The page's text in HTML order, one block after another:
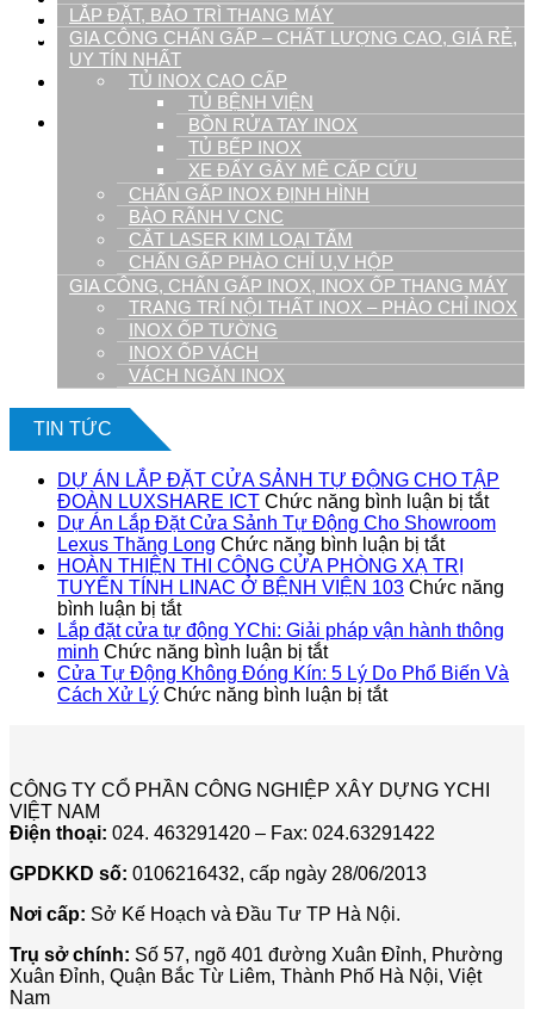
Tuyển Dụng
Liên hệ
09.1900.9128
Chưa có sản phẩm trong giỏ hàng.
LẮP ĐẶT, BẢO TRÌ THANG MÁY
GIA CÔNG CHẤN GẤP – CHẤT LƯỢNG CAO, GIÁ RẺ,
UY TÍN NHẤT
TỦ INOX CAO CẤP
TỦ BỆNH VIỆN
BỒN RỬA TAY INOX
TỦ BẾP INOX
XE ĐẨY GÂY MÊ CẤP CỨU
CHẤN GẤP INOX ĐỊNH HÌNH
BÀO RÃNH V CNC
CẮT LASER KIM LOẠI TẤM
CHẤN GẤP PHÀO CHỈ U,V HỘP
GIA CÔNG, CHẤN GẤP INOX, INOX ỐP THANG MÁY
TRANG TRÍ NỘI THẤT INOX – PHÀO CHỈ INOX
INOX ỐP TƯỜNG
INOX ỐP VÁCH
VÁCH NGĂN INOX
TIN TỨC
DỰ ÁN LẮP ĐẶT CỬA SẢNH TỰ ĐỘNG CHO TẬP
ĐOÀN LUXSHARE ICT Chức năng bình luận bị tắtở
DỰ
ĐẶT
ICT
Dự Án Lắp Đặt Cửa Sảnh Tự Động Cho Showroom
Lexus Thăng Long Chức năng bình luận bị tắtở
Dự
Án
Đặt
Sảnh
Lexus
Thăng
HOÀN THIỆN THI CÔNG CỬA PHÒNG XẠ TRỊ
TUYẾN TÍNH LINAC Ở BỆNH VIỆN 103 Chức năng
bình luận bị tắtở
HOÀN
THIỆN
THI
CÔNG
TRỊ
TUYẾN
TÍNH
LINAC
Ở
BỆNH
VIỆN
103
Lắp đặt cửa tự động YChi: Giải pháp vận hành thông
minh Chức năng bình luận bị tắtở
Lắp
đặt
YChi:
Giải
pháp
vận
hành
thông
minh
Cửa Tự Động Không Đóng Kín: 5 Lý Do Phổ Biến Và
Cách Xử Lý Chức năng bình luận bị tắtở
Không
Đóng
Kín:
5
Lý
Do
Phổ
Và
Cách
CÔNG TY CỔ PHẦN CÔNG NGHIỆP XÂY DỰNG YCHI
VIỆT NAM
Điện thoại: 024. 463291420 – Fax: 024.63291422
GPDKKD số: 0106216432, cấp ngày 28/06/2013
Nơi cấp: Sở Kế Hoạch và Đầu Tư TP Hà Nội.
Trụ sở chính: Số 57, ngõ 401 đường Xuân Đỉnh, Phường
Xuân Đỉnh, Quận Bắc Từ Liêm, Thành Phố Hà Nội, Việt
Nam